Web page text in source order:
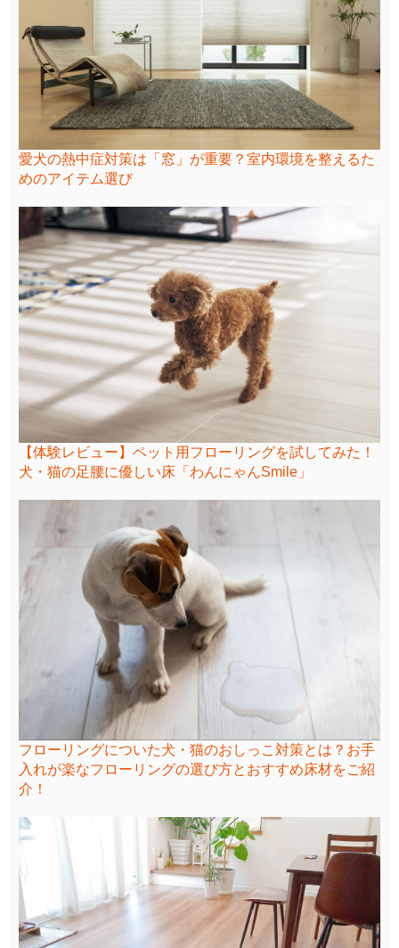
愛犬の熱中症対策は「窓」が重要？室内環境を整えるた
めのアイテム選び
【体験レビュー】ペット用フローリングを試してみた！
犬・猫の足腰に優しい床「わんにゃんSmile」
フローリングについた犬・猫のおしっこ対策とは？お手
入れが楽なフローリングの選び方とおすすめ床材をご紹
介！